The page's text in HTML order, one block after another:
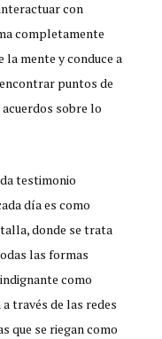
con
completamente
mente y conduce a
puntos de
sobre lo
testimonio
día es como
donde se trata
las formas
como
través de las redes
que se riegan como